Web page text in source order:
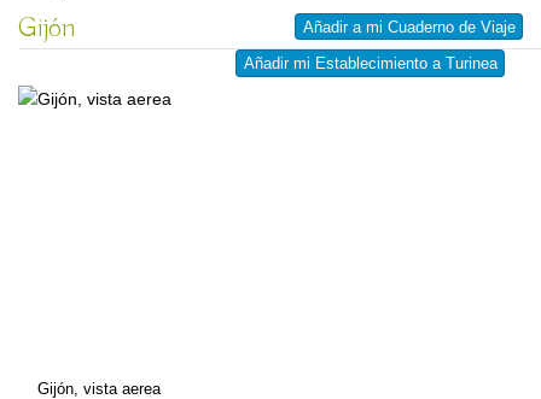
Añadir a mi Cuaderno de Viaje
Añadir mi Establecimiento a Turinea
Gijón
Gijón, vista aerea